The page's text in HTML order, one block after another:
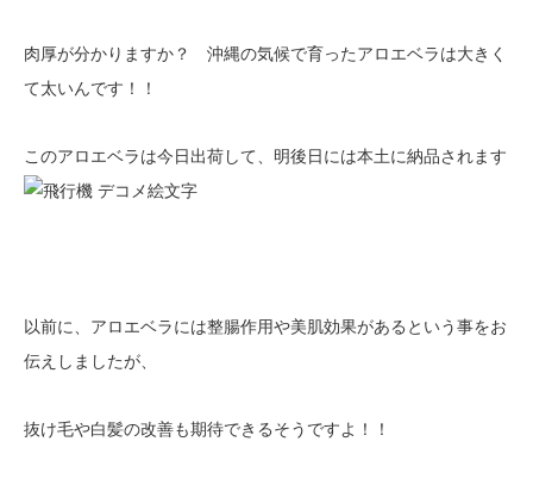
肉厚が分かりますか？ 沖縄の気候で育ったアロエベラは大きく
て太いんです！！
このアロエベラは今日出荷して、明後日には本土に納品されます
以前に、アロエベラには整腸作用や美肌効果があるという事をお
伝えしましたが、
抜け毛や白髪の改善も期待できるそうですよ！！